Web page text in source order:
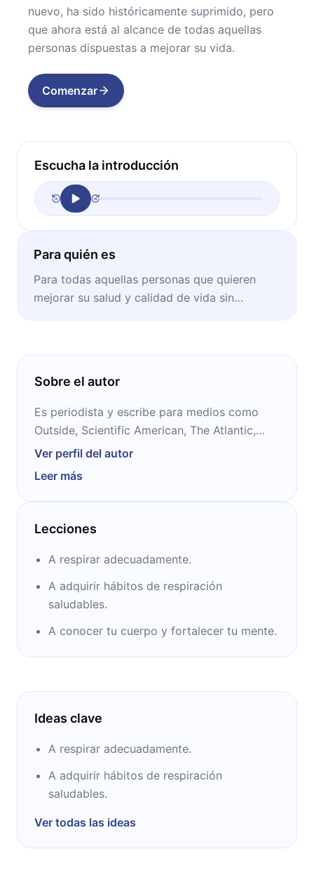
nuevo, ha sido históricamente suprimido, pero
que ahora está al alcance de todas aquellas
personas dispuestas a mejorar su vida.
Comenzar
Escucha la introducción
Para quién es
Para todas aquellas personas que quieren
mejorar su salud y calidad de vida sin
Sobre el autor
Es periodista y escribe para medios como
Outside, Scientific American, The Atlantic,
Dwell y The New York Times. Es autor de
elegido como Libro de Ciencia del año por
Amazon, y finalista del premio PEN- ESPN. Es
colaborador de distintos programas de
Ver perfil del autor
Leer más
Lecciones
A respirar adecuadamente.
A adquirir hábitos de respiración
saludables.
A conocer tu cuerpo y fortalecer tu mente.
Ideas clave
A respirar adecuadamente.
A adquirir hábitos de respiración
saludables.
Ver todas las ideas